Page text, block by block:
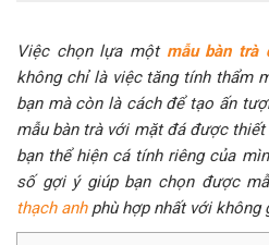
Việc chọn lựa một mẫu bàn trà
không chỉ là việc tăng tính thẩm
bạn mà còn là cách để tạo ấn
mẫu bàn trà với mặt đá được
bạn thể hiện cá tính riêng của
số gợi ý giúp bạn chọn được
thạch anhphù hợp nhất với không